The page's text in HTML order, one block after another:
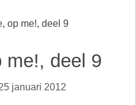
op me!, deel 9
me!, deel 9
januari 2012